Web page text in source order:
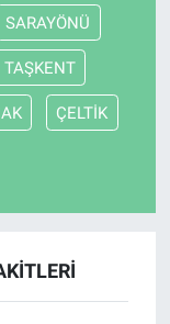
SARAYÖNÜ
TAŞKENT
ÇELTİK